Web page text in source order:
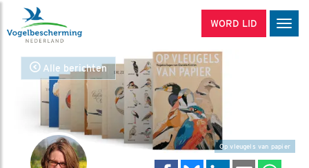
WORD LID
Alle berichten
Op vleugels van papier